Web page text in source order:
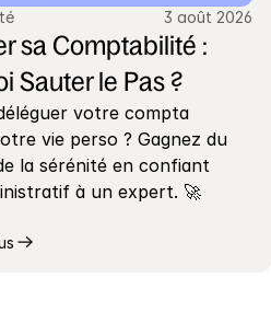
3 août 2026
sa Comptabilité :
Sauter le Pas ?
votre compta
vie perso ? Gagnez du
la sérénité en confiant
à un expert. 🚀